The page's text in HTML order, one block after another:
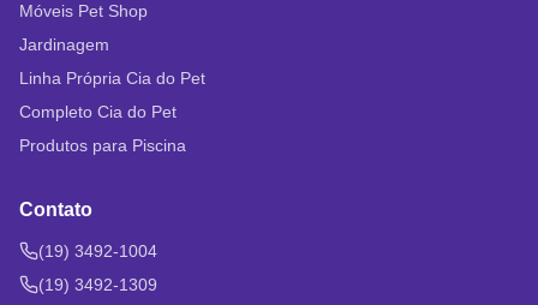
Móveis Pet Shop
Jardinagem
Linha Própria Cia do Pet
Completo Cia do Pet
Produtos para Piscina
Contato
(19) 3492-1004
(19) 3492-1309